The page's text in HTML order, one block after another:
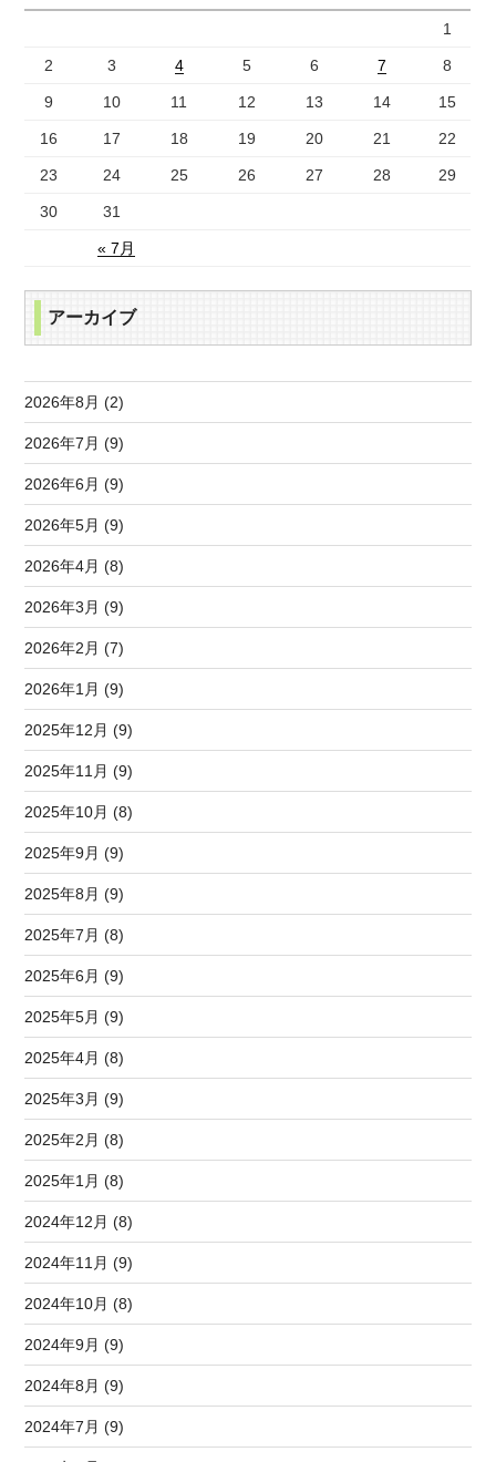
« 7月
1
2 3 4 5 6 7 8
9 10 11 12 13 14 15
16 17 18 19 20 21 22
23 24 25 26 27 28 29
30 31
アーカイブ
2026年8月 (2)
2026年7月 (9)
2026年6月 (9)
2026年5月 (9)
2026年4月 (8)
2026年3月 (9)
2026年2月 (7)
2026年1月 (9)
2025年12月 (9)
2025年11月 (9)
2025年10月 (8)
2025年9月 (9)
2025年8月 (9)
2025年7月 (8)
2025年6月 (9)
2025年5月 (9)
2025年4月 (8)
2025年3月 (9)
2025年2月 (8)
2025年1月 (8)
2024年12月 (8)
2024年11月 (9)
2024年10月 (8)
2024年9月 (9)
2024年8月 (9)
2024年7月 (9)